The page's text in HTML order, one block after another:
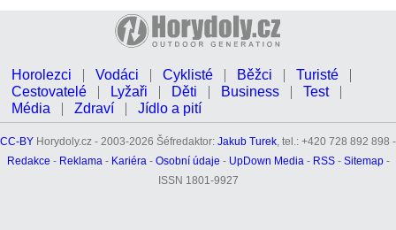
Horolezci Vodáci Cyklisté Běžci
Turisté
Cestovatelé
Lyžaři Děti Business
Test
Média
Zdraví Jídlo a pití
CC-BY Horydoly.cz - 2003-2026 Šéfredaktor: Jakub Turek, tel.: +420 728 892 898 -
Redakce - Reklama- Kariéra- Osobní údaje - UpDown Media- RSS- Sitemap-
ISSN 1801-9927